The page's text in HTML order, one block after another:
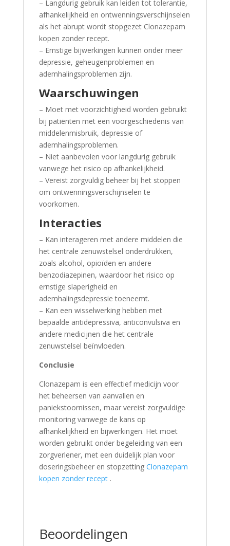
– Langdurig gebruik kan leiden tot tolerantie,
afhankelijkheid en ontwenningsverschijnselen
als het abrupt wordt stopgezet Clonazepam
kopen zonder recept.
– Ernstige bijwerkingen kunnen onder meer
depressie, geheugenproblemen en
ademhalingsproblemen zijn.
Waarschuwingen
– Moet met voorzichtigheid worden gebruikt
bij patiënten met een voorgeschiedenis van
middelenmisbruik, depressie of
ademhalingsproblemen.
– Niet aanbevolen voor langdurig gebruik
vanwege het risico op afhankelijkheid.
– Vereist zorgvuldig beheer bij het stoppen
om ontwenningsverschijnselen te
voorkomen.
Interacties
– Kan interageren met andere middelen die
het centrale zenuwstelsel onderdrukken,
zoals alcohol, opioïden en andere
benzodiazepinen, waardoor het risico op
ernstige slaperigheid en
ademhalingsdepressie toeneemt.
– Kan een wisselwerking hebben met
bepaalde antidepressiva, anticonvulsiva en
andere medicijnen die het centrale
zenuwstelsel beïnvloeden.
Conclusie
Clonazepam is een effectief medicijn voor
het beheersen van aanvallen en
paniekstoornissen, maar vereist zorgvuldige
monitoring vanwege de kans op
afhankelijkheid en bijwerkingen. Het moet
worden gebruikt onder begeleiding van een
zorgverlener, met een duidelijk plan voor
doseringsbeheer en stopzetting Clonazepam
kopen zonder recept.
Beoordelingen